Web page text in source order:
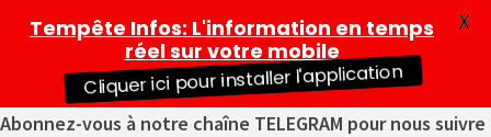
Abonnez-vous à notre chaîne TELEGRAM pour nous suivre
Tempête Infos: L'information en temps
réel sur votre mobile
Cliquer ici pour installer l'application
X